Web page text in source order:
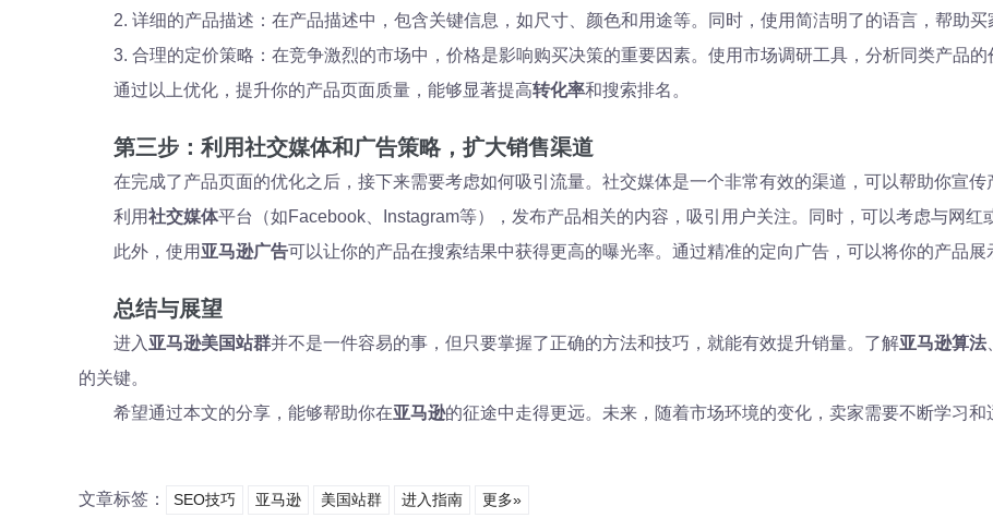
2. 详细的产品描述：在产品描述中，包含关键信息，如尺寸、颜色和用途等。同时，使用简洁明了的语言，帮助买
3. 合理的定价策略：在竞争激烈的市场中，价格是影响购买决策的重要因素。使用市场调研工具，分析同类产品的
通过以上优化，提升你的产品页面质量，能够显著提高转化率和搜索排名。
第三步：利用社交媒体和广告策略，扩大销售渠道
在完成了产品页面的优化之后，接下来需要考虑如何吸引流量。社交媒体是一个非常有效的渠道，可以帮助你宣传
利用社交媒体平台（如Facebook、Instagram等），发布产品相关的内容，吸引用户关注。同时，可以考虑与网红
此外，使用 亚马逊广告可以让你的产品在搜索结果中获得更高的曝光率。通过精准的定向广告，可以将你的产品展
总结与展望
进入 亚马逊美国站群并不是一件容易的事，但只要掌握了正确的方法和技巧，就能有效提升销量。了解亚马逊算法
的关键。
希望通过本文的分享，能够帮助你在亚马逊的征途中走得更远。未来，随着市场环境的变化，卖家需要不断学习和
文章标签： SEO技巧 亚马逊 美国站群 进入指南 更多»